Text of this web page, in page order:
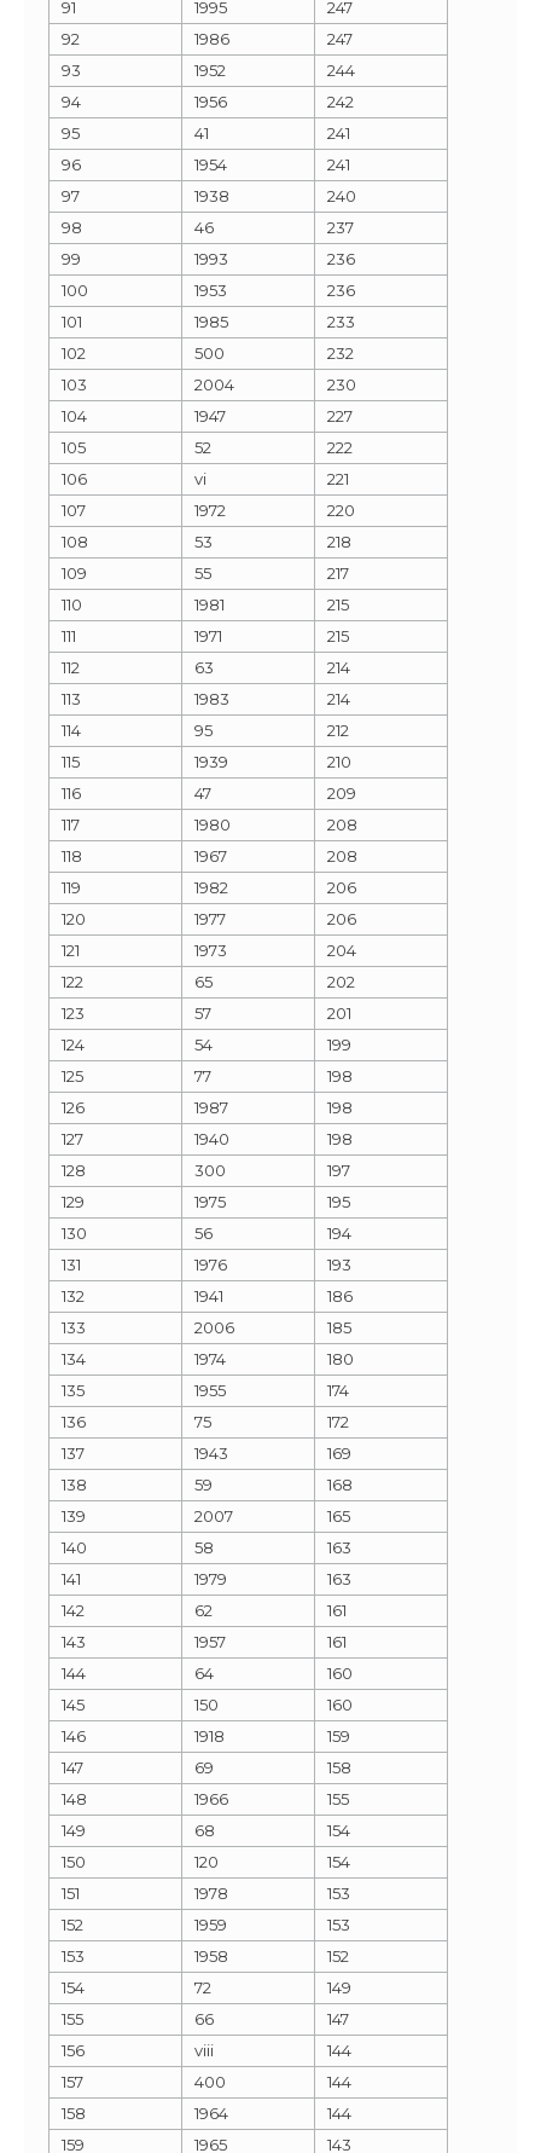
91 1995
247
92
1986
247
93
1952
244
94
1956
242
95
41
241
96
1954
241
97
1938
240
98
46
237
99
1993
236
100
1953
236
101
1985
233
102
500
232
103
2004
230
104
1947
227
105
52
222
106
vi
221
107
1972
220
108
53
218
109
55
217
110
1981
215
111
1971
215
112
63
214
113
1983
214
114
95
212
115
1939
210
116
47
209
117
1980
208
118
1967
208
119
1982
206
120
1977
206
121
1973
204
122
65
202
123
57
201
124
54
199
125
77
198
126
1987
198
127
1940
198
128
300
197
129
1975
195
130
56
194
131
1976
193
132
1941
186
133
2006
185
134
1974
180
135
1955
174
136
75
172
137
1943
169
138
59
168
139
2007
165
140
58
163
141
1979
163
142
62
161
143
1957
161
144
64
160
145
150
160
146
1918
159
147
69
158
148
1966
155
149
68
154
150
120
154
151
1978
153
152
1959
153
153
1958
152
154
72
149
155
66
147
156
viii
144
157
400
144
158
1964
144
159
1965
143